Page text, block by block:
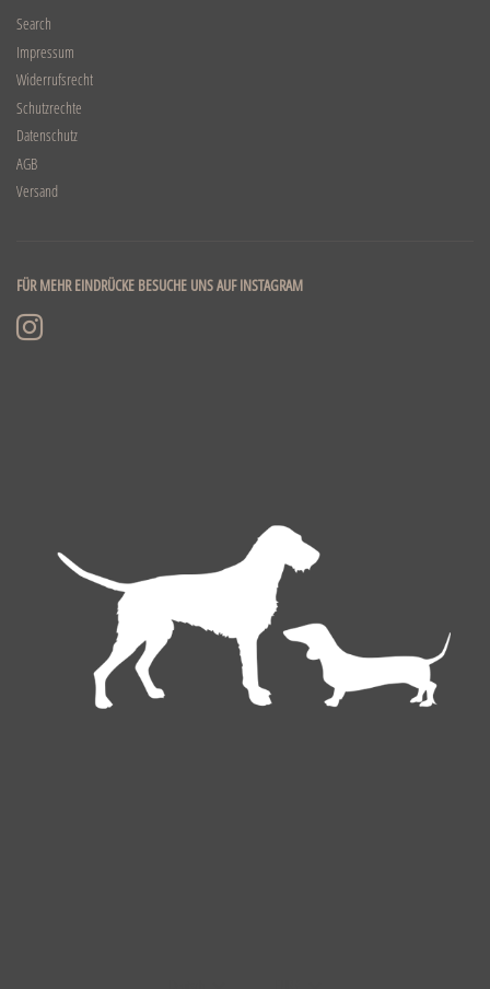
Search
Impressum
Widerrufsrecht
Schutzrechte
Datenschutz
AGB
Versand
FÜR MEHR EINDRÜCKE BESUCHE UNS AUF INSTAGRAM